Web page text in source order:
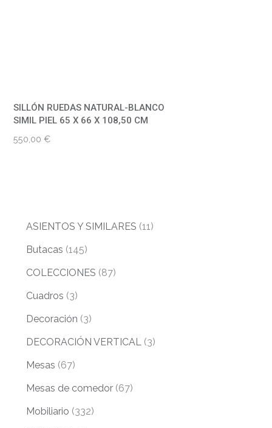
SILLÓN RUEDAS NATURAL-BLANCO
SIMIL PIEL 65 X 66 X 108,50 CM
550,00€
ASIENTOS Y SIMILARES (11)
Butacas (145)
COLECCIONES (87)
Cuadros (3)
Decoración (3)
DECORACIÓN VERTICAL (3)
Mesas (67)
Mesas de comedor (67)
Mobiliario (332)